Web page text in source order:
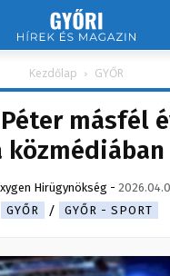
Kezdőlap GYŐR
másfél
közmédiában
Hirügynökség -
GYŐR
GYŐR - SPORT